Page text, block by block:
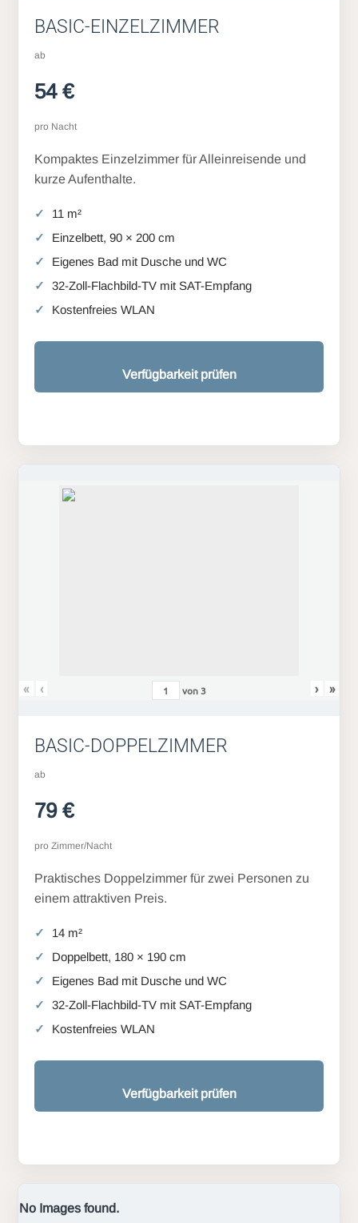
BASIC-EINZELZIMMER
ab
54 €
pro Nacht
Kompaktes Einzelzimmer für Alleinreisende und
kurze Aufenthalte.
11 m²
Einzelbett, 90 × 200 cm
Eigenes Bad mit Dusche und WC
32-Zoll-Flachbild-TV mit SAT-Empfang
Kostenfreies WLAN
Verfügbarkeit prüfen
« ‹ von3 › »
BASIC-DOPPELZIMMER
ab
79 €
pro Zimmer/Nacht
Praktisches Doppelzimmer für zwei Personen zu
einem attraktiven Preis.
14 m²
Doppelbett, 180 × 190 cm
Eigenes Bad mit Dusche und WC
32-Zoll-Flachbild-TV mit SAT-Empfang
Kostenfreies WLAN
Verfügbarkeit prüfen
No Images found.